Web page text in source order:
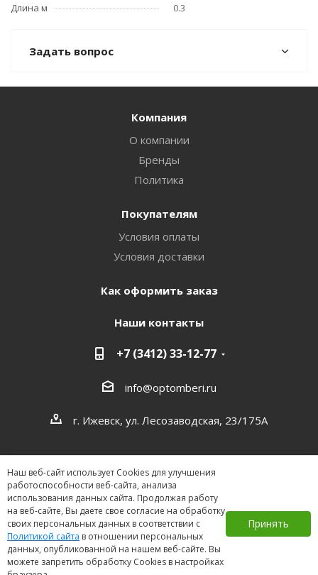
Длина м
0.3
Задать вопрос
Наш веб-сайт использует Cookies для улучшения
работоспособности веб-сайта, анализа
использования данных сайта. Продолжая работу
на веб-сайте, Вы даете свое согласие на обработку
своих персональных данных в соответствии с
Политикой сайта в отношении персональных
данных, опубликованной на нашем веб-сайте. Вы
можете запретить обработку Cookies в настройках
Принять
Компания
О компании
Бренды
Политика
Покупателям
Условия оплаты
Условия доставки
Как оформить заказ
Наши контакты
+7 (3412) 33-12-77
info@optomberi.ru
г. Ижевск, ул. Лесозаводская, 23/175А
2026 ©